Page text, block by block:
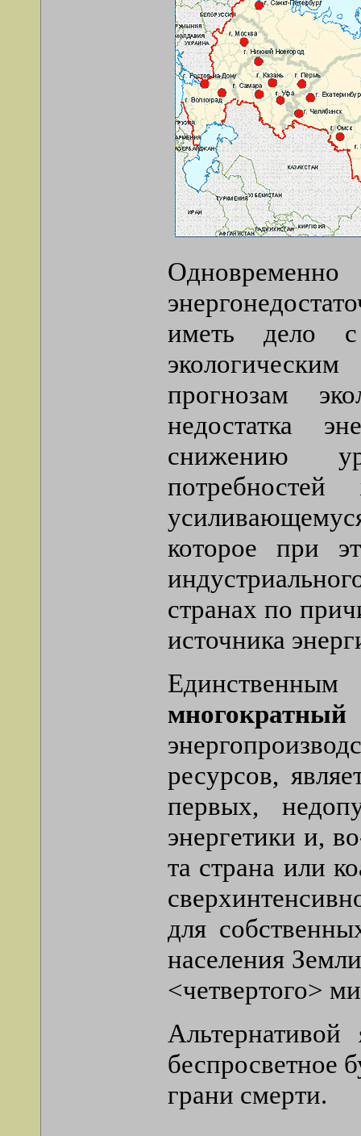
иметь дело
прогнозам
недостатка
снижению
которое при
странах по
источника
ресурсов,
первых,
энергетики и,
та страна или
для
населения
<четвертого>
Альтернативой
беспросветное
грани смерти.